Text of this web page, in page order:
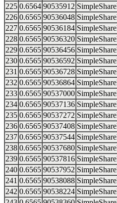
225 0.6564 90535912
226 0.6565 90536048
227 0.6565 90536184
228 0.6565 90536320
229 0.6565 90536456
230 0.6565 90536592
231 0.6565 90536728
232 0.6565 90536864
233 0.6565 90537000
234 0.6565 90537136
235 0.6565 90537272
236 0.6565 90537408
237 0.6565 90537544
238 0.6565 90537680
239 0.6565 90537816
240 0.6565 90537952
241 0.6565 90538088
242 0.6565 90538224